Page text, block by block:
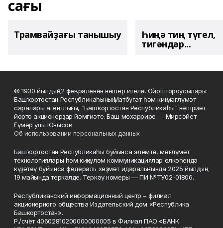
сағы
Трамвайҙағы танышыу Һиңә тиң түгел,
тигәндәр...
© 1930 йылдың 12 февраленән нәшер ителә. Ойоштороусылары:
Башҡортостан Республикаһының Матбуғат һәм киң мәғлүмәт
саралары агентлығы, "Башҡортостан Республикаһы" нәшриәт
йорто акционерҙар йәмғиәте. Баш мөхәррире — Мирсәйет
Ғүмәр улы Юнысов.
Об использовании персональных данных
Башҡортостан Республикаһы буйынса элемтә, мәғлүмәт
технологиялары һәм киңкүләм коммуникациялар өлкәһендә
күҙәтеү буйынса федераль хеҙмәт идаралығында 2025 йылдың
19 майында теркәлде. Теркәү номеры — ПИ №ТУ02-01806.
Республиканский информационный центр – филиал
акционерного общества Издательский дом «Республика
Башкортостан».
Р./счёт 40602810200000000005 в Филиал ПАО «БАНК